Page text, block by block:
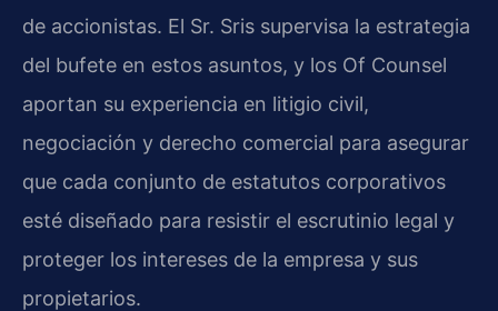
de accionistas. El Sr. Sris supervisa la estrategia
del bufete en estos asuntos, y los Of Counsel
aportan su experiencia en litigio civil,
negociación y derecho comercial para asegurar
que cada conjunto de estatutos corporativos
esté diseñado para resistir el escrutinio legal y
proteger los intereses de la empresa y sus
propietarios.